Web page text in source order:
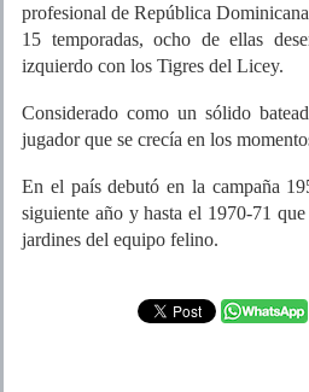
profesional de República
15 temporadas, ocho de ellas
izquierdo con los Tigres del Licey.
Considerado como un sólido
jugador que se crecía en los
En el país debutó en la campaña
siguiente año y hasta el 1970-71
jardines del equipo felino.